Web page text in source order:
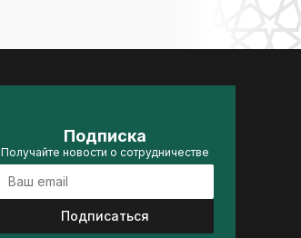
Подписка
Получайте новости о сотрудничестве
Подписаться